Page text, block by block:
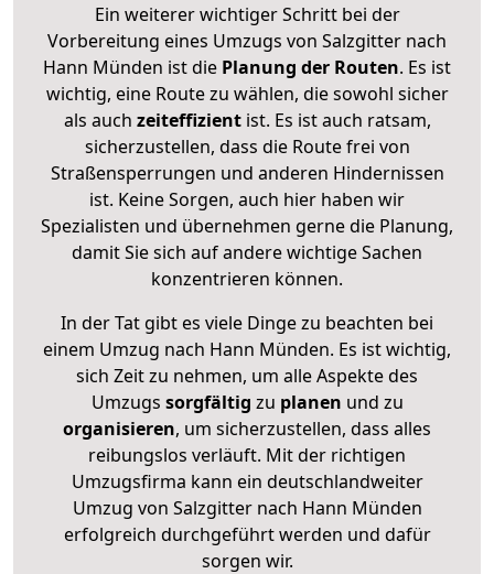
Ein weiterer wichtiger Schritt bei der
Vorbereitung eines Umzugs von Salzgitter nach
Hann Münden ist die Planung der Routen. Es ist
wichtig, eine Route zu wählen, die sowohl sicher
als auch zeiteffizientist. Es ist auch ratsam,
sicherzustellen, dass die Route frei von
Straßensperrungen und anderen Hindernissen
ist. Keine Sorgen, auch hier haben wir
Spezialisten und übernehmen gerne die Planung,
damit Sie sich auf andere wichtige Sachen
konzentrieren können.
In der Tat gibt es viele Dinge zu beachten bei
einem Umzug nach Hann Münden. Es ist wichtig,
sich Zeit zu nehmen, um alle Aspekte des
Umzugs sorgfältig zu planen und zu
organisieren, um sicherzustellen, dass alles
reibungslos verläuft. Mit der richtigen
Umzugsfirma kann ein deutschlandweiter
Umzug von Salzgitter nach Hann Münden
erfolgreich durchgeführt werden und dafür
sorgen wir.